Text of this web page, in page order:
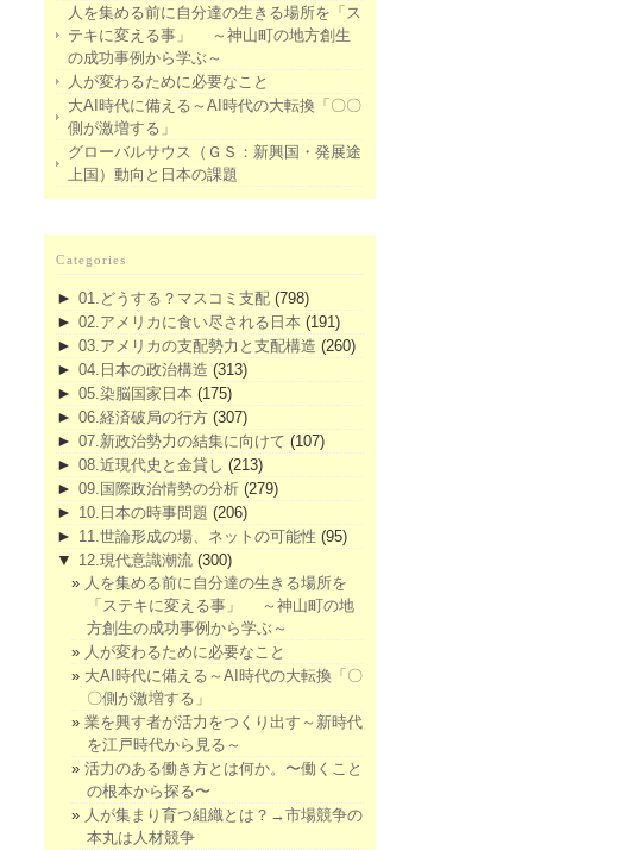
人を集める前に自分達の生きる場所を「ス
テキに変える事」 ～神山町の地方創生
の成功事例から学ぶ～
人が変わるために必要なこと
大AI時代に備える～AI時代の大転換「〇〇
側が激増する」
グローバルサウス（ＧＳ：新興国・発展途
上国）動向と日本の課題
Categories
► 01.どうする？マスコミ支配 (798)
► 02.アメリカに食い尽される日本 (191)
► 03.アメリカの支配勢力と支配構造 (260)
► 04.日本の政治構造 (313)
► 05.染脳国家日本 (175)
► 06.経済破局の行方 (307)
► 07.新政治勢力の結集に向けて (107)
► 08.近現代史と金貸し (213)
► 09.国際政治情勢の分析 (279)
► 10.日本の時事問題 (206)
► 11.世論形成の場、ネットの可能性 (95)
▼ 12.現代意識潮流 (300)
人を集める前に自分達の生きる場所を
「ステキに変える事」 ～神山町の地
方創生の成功事例から学ぶ～
人が変わるために必要なこと
大AI時代に備える～AI時代の大転換「〇
〇側が激増する」
業を興す者が活力をつくり出す～新時代
を江戸時代から見る～
活力のある働き方とは何か。〜働くこと
の根本から探る〜
人が集まり育つ組織とは？→市場競争の
本丸は人材競争